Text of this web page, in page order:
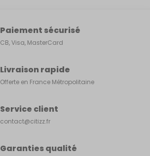
Paiement sécurisé
CB, Visa, MasterCard
Livraison rapide
Offerte en France Métropolitaine
Service client
contact@citizz.fr
Garanties qualité